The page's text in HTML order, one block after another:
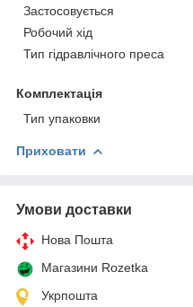
Застосовується
Робочий хід
Тип гідравлічного преса
Комплектація
Тип упаковки
Приховати
Умови доставки
Нова Пошта
Магазини Rozetka
Укрпошта